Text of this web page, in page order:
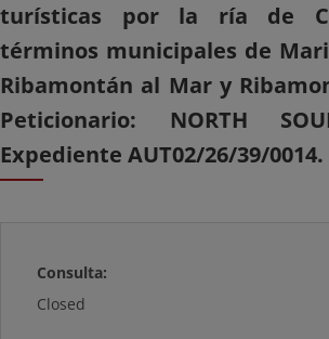
turísticas por la ría de
términos municipales de
Ribamontán al Mar y
Peticionario: NORTH
Expediente AUT02/26/39/0014.
Consulta:
Closed